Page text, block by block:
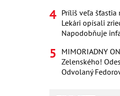
Príliš veľa šťastia
Lekári opísali
Napodobňuje
MIMORIADNY
Zelenského!
Odvolaný